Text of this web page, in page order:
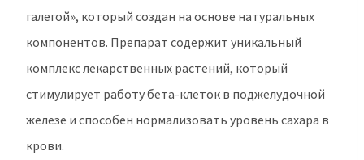
галегой», который создан на основе натуральных
компонентов. Препарат содержит уникальный
комплекс лекарственных растений, который
стимулирует работу бета-клеток в поджелудочной
железе и способен нормализовать уровень сахара в
крови.